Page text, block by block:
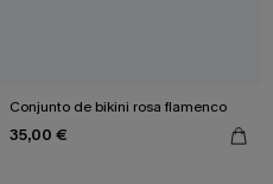
Conjunto de bikini rosa flamenco
35,00 €